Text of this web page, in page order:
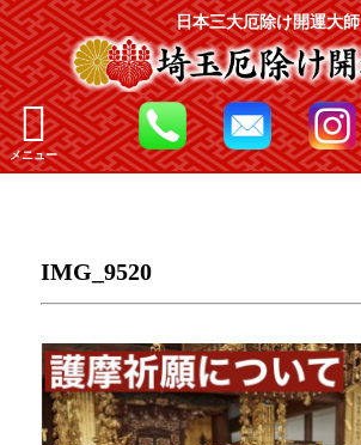
日本三大厄除け開運大師
メニュー
IMG_9520